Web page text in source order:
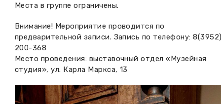
Места в группе ограничены.
Внимание! Мероприятие проводится по
предварительной записи. Запись по телефону:
200-368
Место проведения: выставочный отдел «Музейная
студия», ул. Карла Маркса, 13